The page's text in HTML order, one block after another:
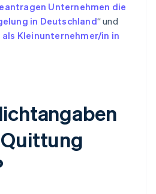
Unternehmen die
in Deutschland“ und
als Kleinunternehmer/in in